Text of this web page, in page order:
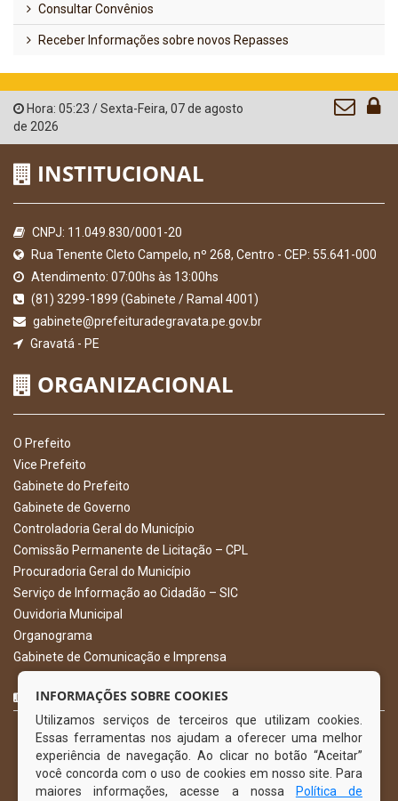
Consultar Convênios
Receber Informações sobre novos Repasses
Hora: 05:23 /Sexta-Feira, 07 de agosto
de 2026
INSTITUCIONAL
CNPJ: 11.049.830/0001-20
Rua Tenente Cleto Campelo, nº 268, Centro - CEP: 55.641-000
Atendimento: 07:00hs às 13:00hs
(81) 3299-1899 (Gabinete / Ramal 4001)
gabinete@prefeituradegravata.pe.gov.br
Gravatá - PE
ORGANIZACIONAL
O Prefeito
Vice Prefeito
Gabinete do Prefeito
Gabinete de Governo
Controladoria Geral do Município
Comissão Permanente de Licitação – CPL
Procuradoria Geral do Município
Serviço de Informação ao Cidadão – SIC
Ouvidoria Municipal
Organograma
Gabinete de Comunicação e Imprensa
CURTA NOSSA FAN PAGE
INFORMAÇÕES SOBRE COOKIES
Utilizamos serviços de terceiros que utilizam cookies.
Essas ferramentas nos ajudam a oferecer uma melhor
experiência de navegação. Ao clicar no botão “Aceitar”
você concorda com o uso de cookies em nosso site. Para
maiores informações, acesse a nossa
Política de